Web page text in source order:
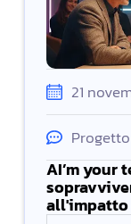
21
AI’m your
all'impatto